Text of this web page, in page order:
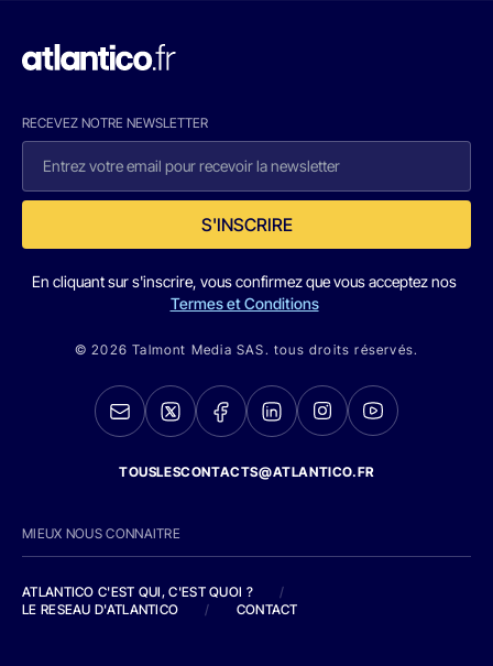
RECEVEZ NOTRE NEWSLETTER
S'INSCRIRE
En cliquant sur s'inscrire, vous confirmez que vous acceptez nos
Termes et Conditions
© 2026 Talmont Media SAS. tous droits réservés.
TOUSLESCONTACTS@ATLANTICO.FR
MIEUX NOUS CONNAITRE
ATLANTICO C'EST QUI, C'EST QUOI ?
/
LE RESEAU D'ATLANTICO
/ CONTACT